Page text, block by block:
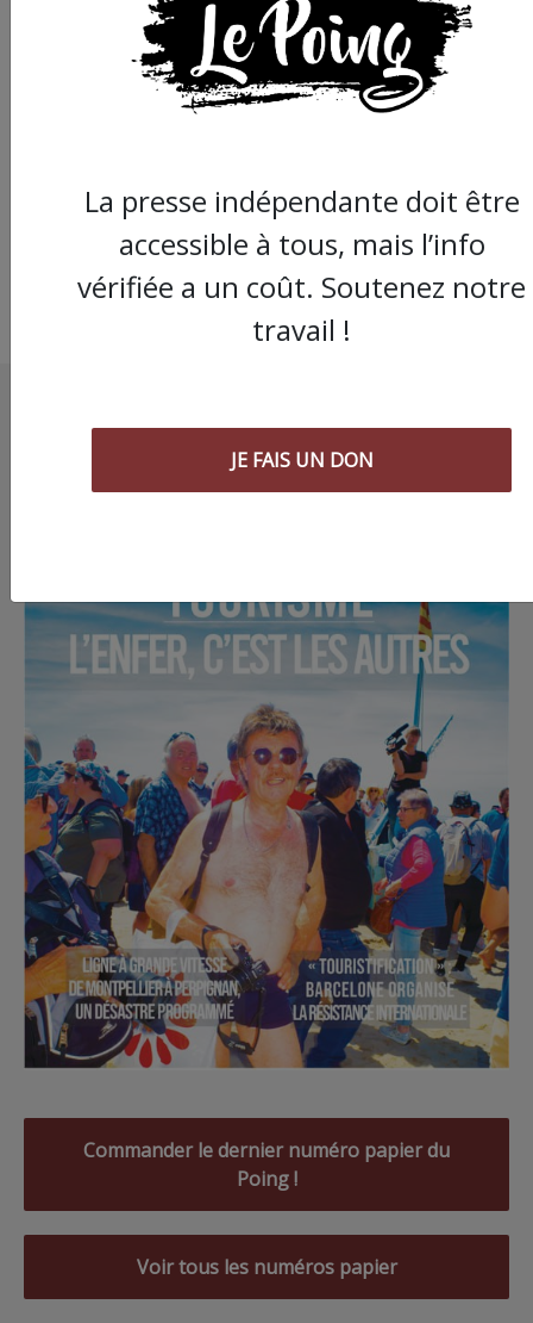
Augmentation du
de travail à
Commander le dernier numéro papier du
Poing !
Voir tous les numéros papier
La presse indépendante doit être
accessible à tous, mais l’info
vérifiée a un coût. Soutenez notre
travail !
JE FAIS UN DON